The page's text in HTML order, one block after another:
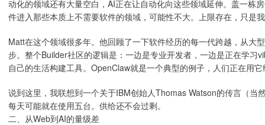
动化的领域还有大量空白，AI正在让自动化向这些领域延伸。盖一栋
件进入那些本质上不需要软件的领域，可能性不大。上限存在，只是
Matt在这个领域很多年。他回顾了一下软件经历的每一代跨越，从大
步。整个Builder社区的逻辑是：一边是专业开发者，一边是正在学
自己的生活构建工具。OpenClaw就是一个典型的例子，人们正在用
说到这里，我联想到一个关于IBM创始人Thomas Watson的传言（当
每天可能就在使用五台。供给还不会过剩。
二、从Web到AI的量级差